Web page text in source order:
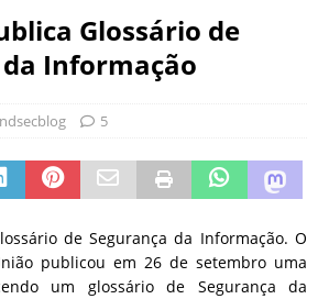
Glossário de
Informação
5
de Segurança da Informação. O
publicou em 26 de setembro uma
um glossário de Segurança da